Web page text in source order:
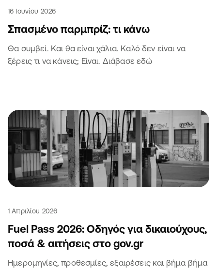
16 Ιουνίου 2026
Σπασμένο παρμπρίζ: τι κάνω
Θα συμβεί. Και θα είναι χάλια. Καλό δεν είναι να
ξέρεις τι να κάνεις; Είναι. Διάβασε εδώ
1 Απριλίου 2026
Fuel Pass 2026: Οδηγός για δικαιούχους,
ποσά & αιτήσεις στο gov.gr
Ημερομηνίες, προθεσμίες, εξαιρέσεις και βήμα βήμα